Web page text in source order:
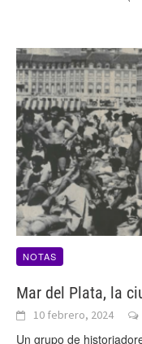
NOTAS
Mar del Plata, la
10 febrero, 2024
Un grupo de